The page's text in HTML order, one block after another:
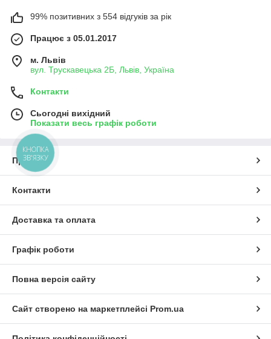
99% позитивних з 554 відгуків за рік
Працює з 05.01.2017
м. Львів
вул. Трускавецька 2Б, Львів, Україна
Контакти
Сьогодні вихідний
Показати весь графік роботи
Про нас
Контакти
Доставка та оплата
Графік роботи
Повна версія сайту
Сайт створено на маркетплейсі Prom.ua
КНОПКА
ЗВ'ЯЗКУ